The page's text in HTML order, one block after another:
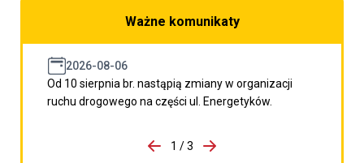
Ważne komunikaty
2026-08-06
Od 10 sierpnia br. nastąpią zmiany w organizacji
ruchu drogowego na części ul. Energetyków.
porzpedniego komunikatu
1 / 3
Przejdź do następnego